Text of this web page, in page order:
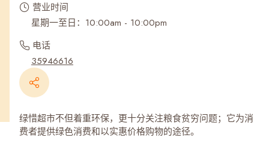
营业时间
星期一至日：10:00am - 10:00pm
电话
35946616
绿惜超市不但着重环保，更十分关注粮食贫穷问题；它为消
费者提供绿色消费和以实惠价格购物的途径。